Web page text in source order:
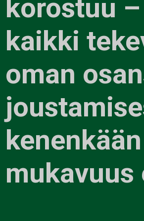
korostuu
kaikki
oman
mukavuus